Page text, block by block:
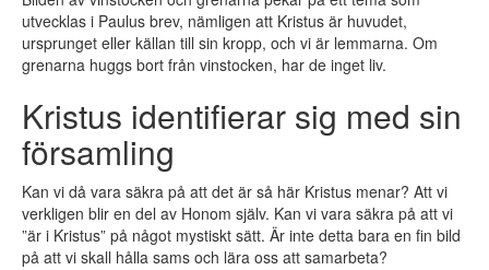
utvecklas i Paulus brev, nämligen att Kristus är huvudet,
ursprunget eller källan till sin kropp, och vi är lemmarna. Om
grenarna huggs bort från vinstocken, har de inget liv.
Kristus identifierar sig med sin
församling
Kan vi då vara säkra på att det är så här Kristus menar? Att vi
verkligen blir en del av Honom själv. Kan vi vara säkra på att vi
”är i Kristus” på något mystiskt sätt. Är inte detta bara en fin bild
på att vi skall hålla sams och lära oss att samarbeta?